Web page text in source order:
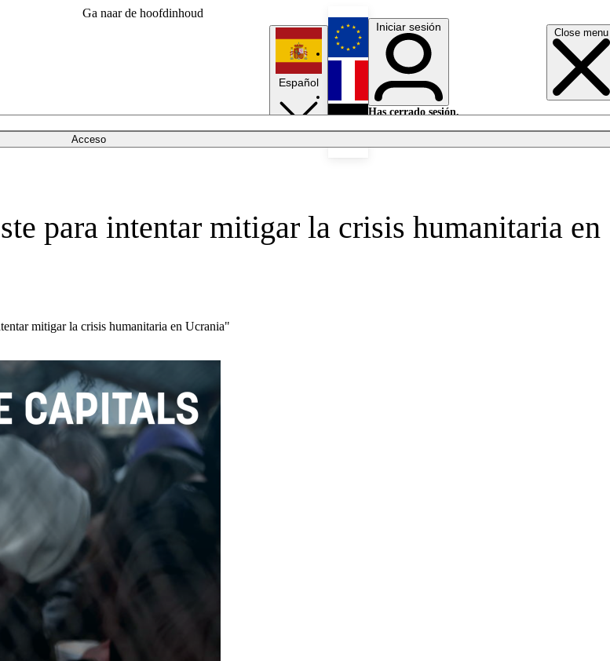
Ga naar de hoofdinhoud
Close menu
Acceso
Español
English
Français
Iniciar sesión
Has cerrado sesión.
para intentar mitigar la crisis humanitaria en
mitigar la crisis humanitaria en Ucrania"